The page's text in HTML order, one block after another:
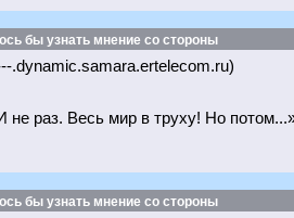
бы узнать мнение со стороны
.dynamic.samara.ertelecom.ru)
не раз. Весь мир в труху! Но
бы узнать мнение со стороны